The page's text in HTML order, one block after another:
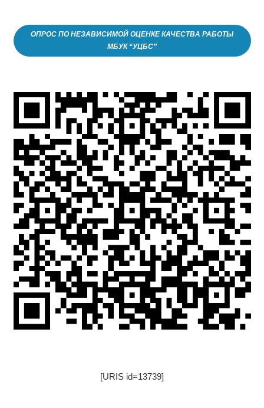
ОПРОС ПО НЕЗАВИСИМОЙ ОЦЕНКЕ КАЧЕСТВА РАБОТЫ
МБУК “УЦБС”
[URIS id=13739]